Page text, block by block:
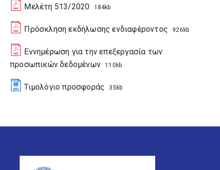
Μελέτη 513/2020 184kb
Πρόσκληση εκδήλωσης ενδιαφέροντος 926kb
Εννημέρωση για την επεξεργασία των
προσωπικών δεδομένων
110kb
Τιμολόγιο προσφοράς 35kb